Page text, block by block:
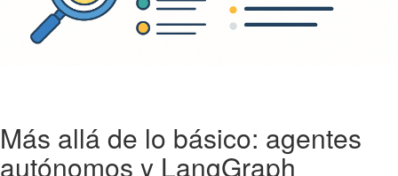
Más allá de lo básico: agentes
autónomos y LangGraph